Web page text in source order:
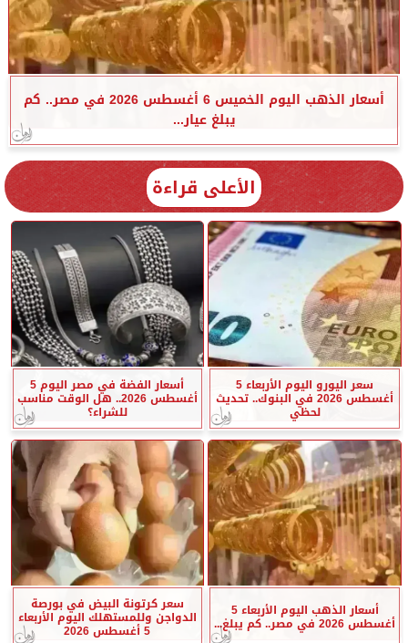
أسعار الذهب اليوم الخميس 6 أغسطس 2026 في مصر.. كم
يبلغ عيار...
الأعلى قراءة
سعر اليورو اليوم الأربعاء 5
أغسطس 2026 في البنوك.. تحديث
لحظي
أسعار الفضة في مصر اليوم 5
أغسطس 2026.. هل الوقت مناسب
للشراء؟
أسعار الذهب اليوم الأربعاء 5
أغسطس 2026 في مصر.. كم يبلغ...
سعر كرتونة البيض في بورصة
الدواجن وللمستهلك اليوم الأربعاء
5 أغسطس 2026